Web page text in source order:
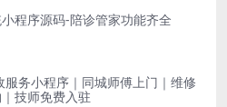
程序源码-陪诊管家功能齐全
服务小程序｜同城师傅上门｜维修
技师免费入驻